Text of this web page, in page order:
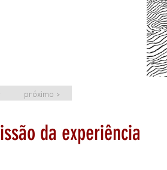
próximo >
da experiência